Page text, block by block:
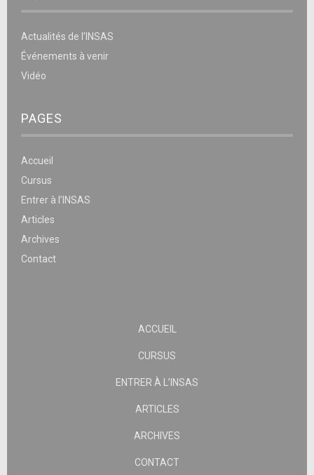
Actualités de l’INSAS
Événements à venir
Vidéo
PAGES
Accueil
Cursus
Entrer à l’INSAS
Articles
Archives
Contact
ACCUEIL
CURSUS
ENTRER À L’INSAS
ARTICLES
ARCHIVES
CONTACT